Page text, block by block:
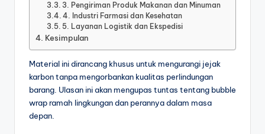
3. Pengiriman Produk Makanan dan Minuman
4. Industri Farmasi dan Kesehatan
5. Layanan Logistik dan Ekspedisi
Kesimpulan
Material ini dirancang khusus untuk mengurangi jejak
karbon tanpa mengorbankan kualitas perlindungan
barang. Ulasan ini akan mengupas tuntas tentang bubble
wrap ramah lingkungan dan perannya dalam masa
depan.